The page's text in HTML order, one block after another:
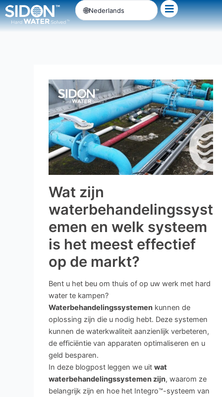
Ga
naar
de
Nederlands
Wat zijn
waterbehandelingssyst
emen en welk systeem
is het meest effectief
op de markt?
Bent u het beu om thuis of op uw werk met hard
water te kampen?
Waterbehandelingssystemenkunnen de
oplossing zijn die u nodig hebt. Deze systemen
kunnen de waterkwaliteit aanzienlijk verbeteren,
de efficiëntie van apparaten optimaliseren en u
geld besparen.
In deze blogpost leggen we uit wat
waterbehandelingssystemen zijn, waarom ze
belangrijk zijn en hoe het Integro™-systeem van